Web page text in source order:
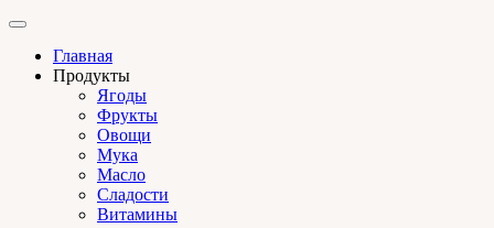
Главная
Продукты
Ягоды
Фрукты
Овощи
Мука
Масло
Сладости
Витамины